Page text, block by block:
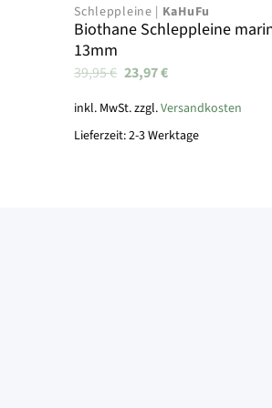
Schleppleine | KaHuFu
Biothane Schleppleine
13mm
39,95€ Ursprünglicher
Preis
war:
39,95 €
23,97€Aktueller
ist:
23,97 €.
inkl. MwSt. zzgl.Versandkosten
Lieferzeit: 2-3 Werktage